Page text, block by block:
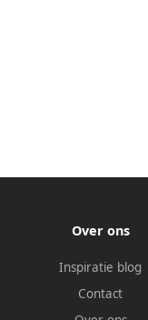
Over ons
Inspiratie blog
Contact